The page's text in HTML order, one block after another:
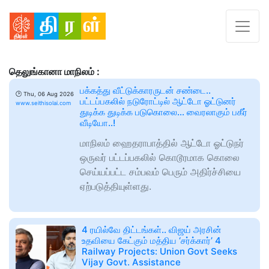
தெலுங்கானா மாநிலம் :
🕑 Thu, 06 Aug 2026
www.seithisolai.com
பக்கத்து வீட்டுக்காரருடன் சண்டை..
பட்டப்பகலில் நடுரோட்டில் ஆட்டோ ஓட்டுனர்
துடிக்க துடிக்க படுகொலை… வைரலாகும் பகீர்
வீடியோ..!
மாநிலம் ஹைதராபாத்தில் ஆட்டோ ஓட்டுநர்
ஒருவர் பட்டப்பகலில் கொடூரமாக கொலை
செய்யப்பட்ட சம்பவம் பெரும் அதிர்ச்சியை
ஏற்படுத்தியுள்ளது.
4 ரயில்வே திட்டங்கள்.. விஜய் அரசின்
உதவியை கேட்கும் மத்திய ‘சர்க்கார்’ 4
Railway Projects: Union Govt Seeks
Vijay Govt. Assistance